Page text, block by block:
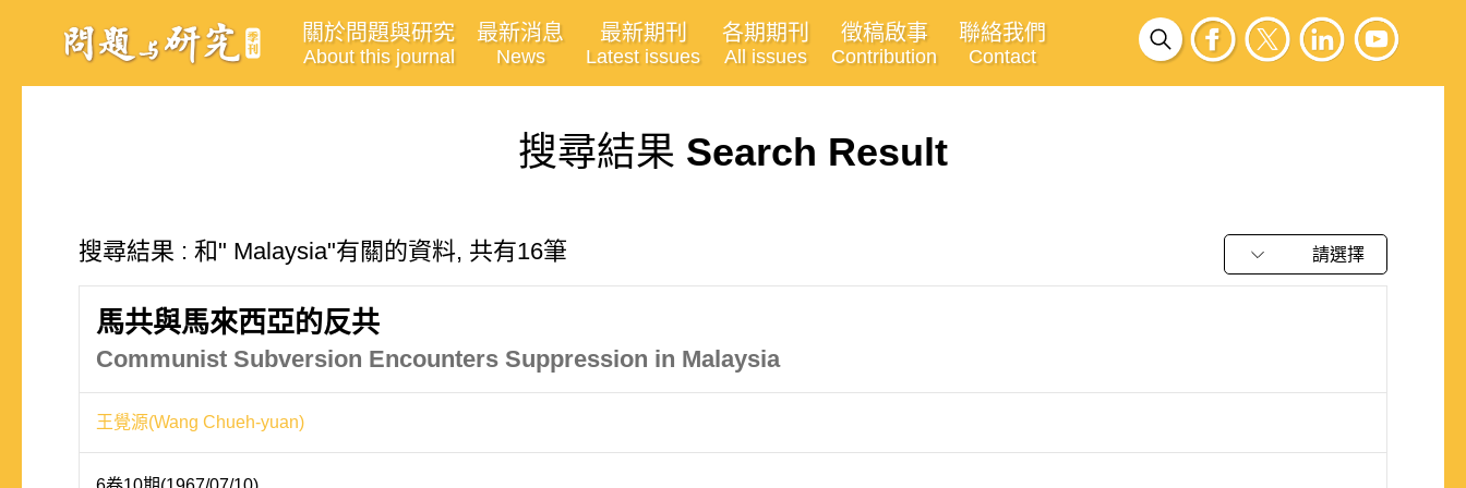
關於問題與研究
About this journal
最新消息
News
最新期刊
Latest issues
各期期刊
All issues
徵稿啟事
Contribution
聯絡我們
Contact
搜尋結果 Search Result
搜尋結果 : 和" Malaysia"有關的資料, 共有16筆 請選擇
馬共與馬來西亞的反共
Communist Subversion Encounters Suppression in Malaysia
王覺源(Wang Chueh-yuan)